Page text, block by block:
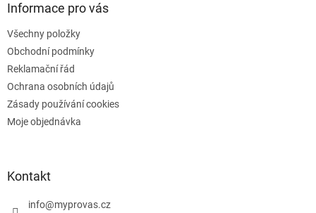
Informace pro vás
Všechny položky
Obchodní podmínky
Reklamační řád
Ochrana osobních údajů
Zásady používání cookies
Moje objednávka
Kontakt
info@myprovas.cz